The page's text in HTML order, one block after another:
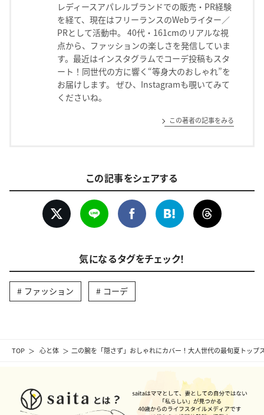
TOP 心と体 二の腕を「隠さず」おしゃれにカバー！大人世代の最旬夏トップ
レディースアパレルブランドでの販売・PR経験
を経て、現在はフリーランスのWebライター／
PRとして活動中。 40代・161cmのリアルな視
点から、ファッションの楽しさを発信していま
す。最近はインスタグラムでコーデ投稿もスタ
ート！同世代の方に響く“等身大のおしゃれ”を
お届けします。 ぜひ、Instagramも覗いてみて
くださいね。
この著者の記事をみる
この記事をシェアする
気になるタグをチェック！
ファッション コーデ